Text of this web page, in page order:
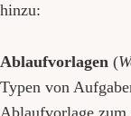
hinzu:
Ablaufvorlagen (
Typen von